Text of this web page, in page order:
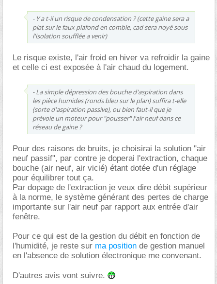
- Y a t-il un risque de condensation ? (cette gaine sera a
plat sur le faux plafond en comble, cad sera noyé sous
l'isolation soufflée a venir)
Le risque existe, l'air froid en hiver va refroidir la gaine
et celle ci est exposée à l'air chaud du logement.
- La simple dépression des bouche d'aspiration dans
les pièce humides (ronds bleu sur le plan) suffira t-elle
(sorte d'aspiration passive), ou bien faut-il que je
prévoie un moteur pour "pousser" l'air neuf dans ce
réseau de gaine ?
Pour des raisons de bruits, je choisirai la solution "air
neuf passif", par contre je doperai l'extraction, chaque
bouche (air neuf, air vicié) étant dotée d'un réglage
pour équilibrer tout ça.
Par dopage de l'extraction je veux dire débit supérieur
à la norme, le système générant des pertes de charge
importante sur l'air neuf par rapport aux entrée d'air
fenêtre.
Pour ce qui est de la gestion du débit en fonction de
l'humidité, je reste sur ma position de gestion manuel
en l'absence de solution électronique me convenant.
D'autres avis vont suivre.